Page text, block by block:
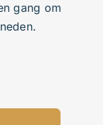
gang om